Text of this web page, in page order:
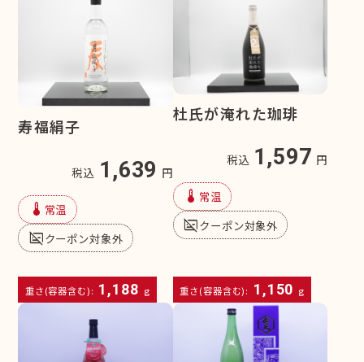
寿福絹子
税込 1,639 円
device_thermostat 常温
subtitles_offクーポン対象外
重さ(容器含む): 1,188 g
杜氏が淹れた珈琲
税込 1,597 円
device_thermostat 常温
subtitles_offクーポン対象外
重さ(容器含む): 1,150 g